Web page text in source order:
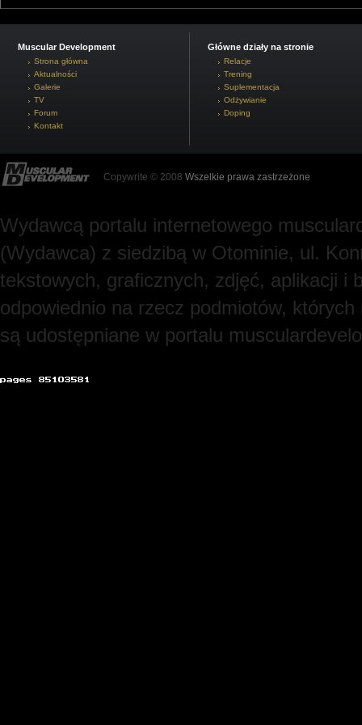
Muscular Development
Strona główna
Aktualności
Galerie
TV
Forum
Kontakt
Główne działy na stronie
Relacje
Trening
Suplementacja
Odżywianie
Doping
Copywrite © 2008 Wszelkie prawa zastrzeżone
Wydawcą portalu internetowego
(Wydawca) z siedzibą w Otominie, ul.
tekstowych, graficznych, zdjęć, aplikacji i
odpowiednio na rzecz podmiotów,
są udostępniane w portalu